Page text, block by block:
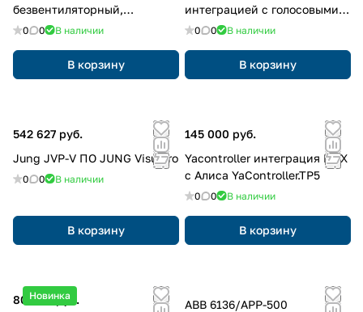
безвентиляторный,
английская версия включает
Великобритании; KNX
0 0 В наличии
В корзину
интеграцией с голосовыми
помощниками Apple Siri,
0 0 В наличии
В корзину
542 627 руб.
Jung JVP-V ПО JUNG Visu Pro
0 0 В наличии
В корзину
145 000 руб.
Yacontroller интеграция KNX
c Алиса YaController.TP5
0 0 В наличии
В корзину
Новинка
80 640 руб.
ABB 6136/APP-500